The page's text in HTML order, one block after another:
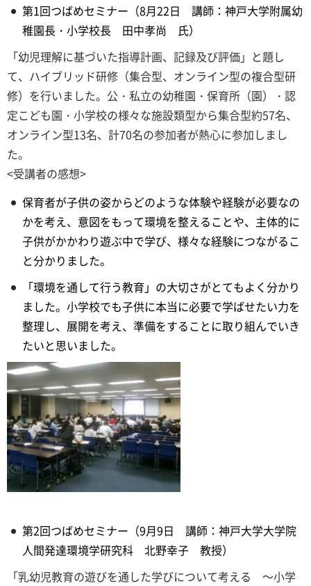
第1回つばめセミナー（8月22日 講師：神戸大学附属幼
稚園長・小学校長 田中孝尚 氏）
「幼児理解に基づいた指導計画、記録及び評価」と題し
て、ハイブリッド研修（集合型、オンライン型の複合型研
修）を行いました。公・私立の幼稚園・保育所（園）・認
定こども園・小学校の様々な施設類型から集合型約57名、
オンライン型13名、計70名の参加者が熱心に参加しまし
た。
<受講者の感想>
保育者が子供の姿からどのような体験や経験が必要なの
かを考え、意図をもって環境を整えることや、主体的に
子供がかかわり遊ぶ中で学び、様々な経験につながるこ
と分かりました。
「環境を通して行う教育」の大切さがとてもよく分かり
ました。小学校でも子供に本当に必要で学ばせたい力を
整理し、展開を考え、準備をすることに取り組んでいき
たいと思いました。
第2回つばめセミナー（9月9日 講師：神戸大学大学院
人間発達環境学研究科 北野幸子 教授）
「乳幼児教育の遊びを通した学びについて考える ～小学